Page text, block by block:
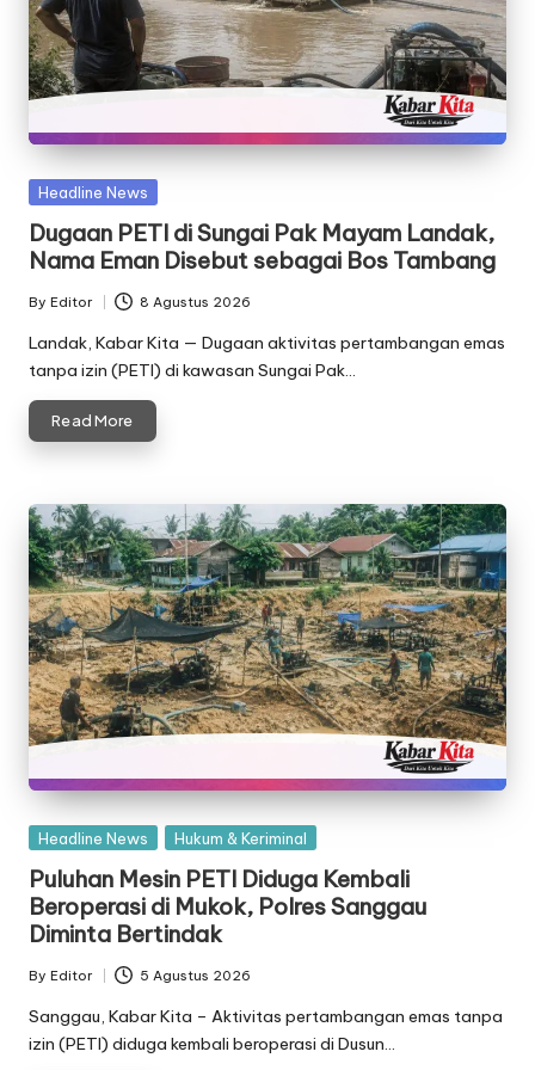
Posted
Headline News
Dugaan PETI di Sungai Pak Mayam Landak,
Nama Eman Disebut sebagai Bos Tambang
Posted
by
By Editor 8 Agustus 2026
Landak, Kabar Kita — Dugaan aktivitas pertambangan emas
tanpa izin (PETI) di kawasan Sungai Pak…
Read More
Posted
Headline News Hukum & Keriminal
Puluhan Mesin PETI Diduga Kembali
Beroperasi di Mukok, Polres Sanggau
Diminta Bertindak
Posted
by
By Editor 5 Agustus 2026
Sanggau, Kabar Kita – Aktivitas pertambangan emas tanpa
izin (PETI) diduga kembali beroperasi di Dusun…